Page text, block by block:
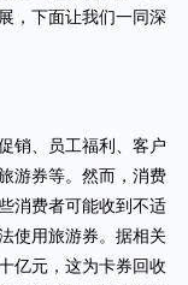
，下面让我们一同深
销、员工福利、客户
游券等。然而，消费
消费者可能收到不适
使用旅游券。据相关
亿元，这为卡券回收